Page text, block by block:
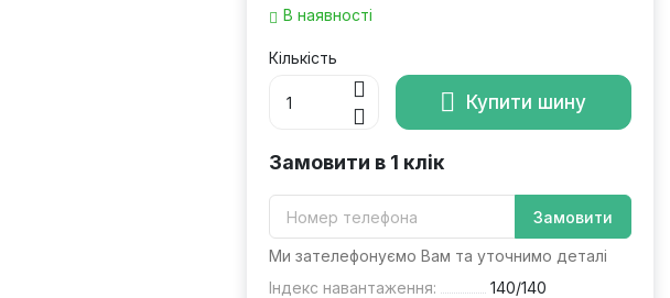
В наявності
Кількість
Купити шину
Замовити в 1 клік
Замовити
Ми зателефонуємо Вам та уточнимо деталі
Індекс навантаження:
140/140